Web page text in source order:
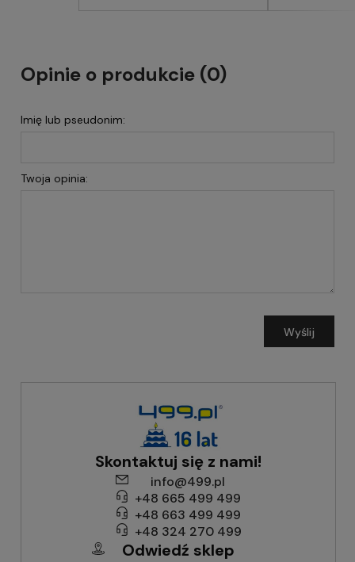
Opinie o produkcie (0)
Imię lub pseudonim:
Twoja opinia:
Wyślij
Skontaktuj się z nami!
info@499.pl
+48 665 499 499
+48 663 499 499
+48 324 270 499
Odwiedź sklep